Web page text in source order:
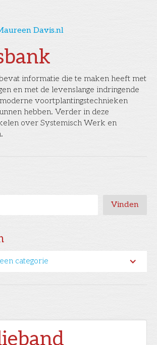
informatie die te maken heeft met
en met de levenslange indringende
voortplantingstechnieken
hebben. Verder in deze
over Systemisch Werk en
categorie
Davis.nl